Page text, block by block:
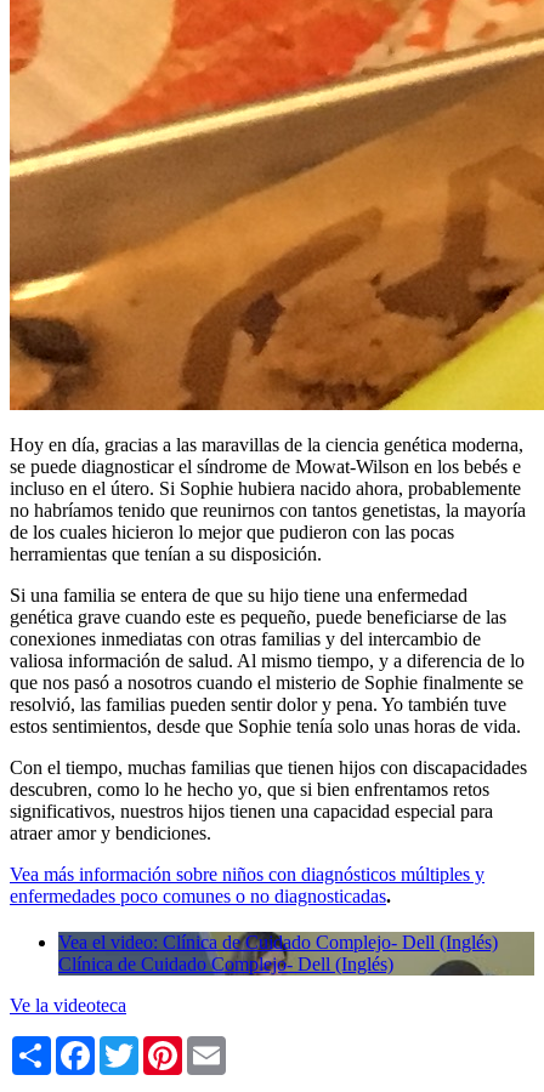
Hoy en día, gracias a las maravillas de la ciencia genética moderna,
se puede diagnosticar el síndrome de Mowat-Wilson en los bebés e
incluso en el útero. Si Sophie hubiera nacido ahora, probablemente
no habríamos tenido que reunirnos con tantos genetistas, la mayoría
de los cuales hicieron lo mejor que pudieron con las pocas
herramientas que tenían a su disposición.
Si una familia se entera de que su hijo tiene una enfermedad
genética grave cuando este es pequeño, puede beneficiarse de las
conexiones inmediatas con otras familias y del intercambio de
valiosa información de salud. Al mismo tiempo, y a diferencia de lo
que nos pasó a nosotros cuando el misterio de Sophie finalmente se
resolvió, las familias pueden sentir dolor y pena. Yo también tuve
estos sentimientos, desde que Sophie tenía solo unas horas de vida.
Con el tiempo, muchas familias que tienen hijos con discapacidades
descubren, como lo he hecho yo, que si bien enfrentamos retos
significativos, nuestros hijos tienen una capacidad especial para
atraer amor y bendiciones.
Vea más información sobre niños con diagnósticos múltiples y
enfermedades poco comunes o no diagnosticadas.
Vea el video: Clínica de Cuidado Complejo- Dell (Inglés)
Clínica de Cuidado Complejo- Dell (Inglés)
Ve la videoteca
Share Facebook
TwitterPinterest